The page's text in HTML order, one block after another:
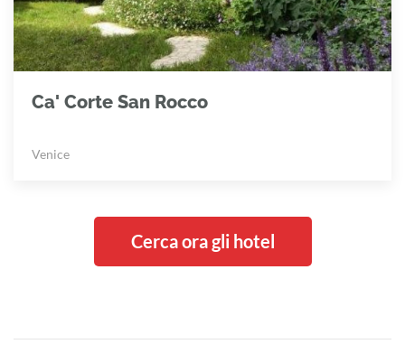
Ca' Corte San Rocco
Venice
Cerca ora gli hotel